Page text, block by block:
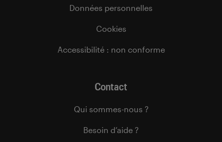
Données personnelles
Cookies
Accessibilité : non conforme
Contact
Qui sommes-nous ?
Besoin d’aide ?